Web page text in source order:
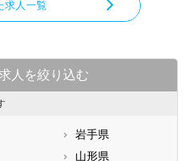
求人一覧
人を絞り込む
岩手県
山形県